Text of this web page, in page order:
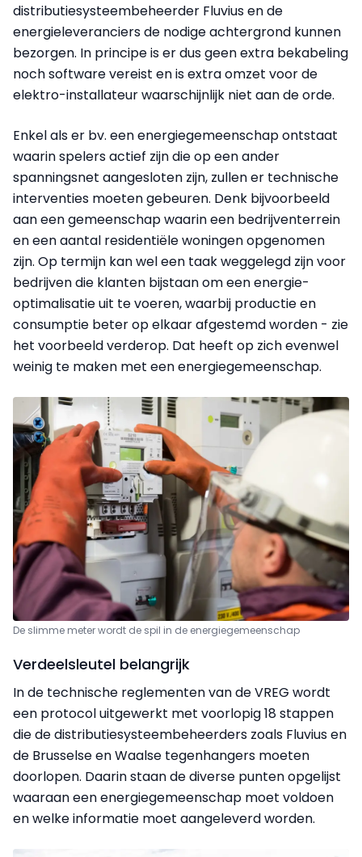
distributiesysteembeheerder Fluvius en de
energieleveranciers de nodige achtergrond kunnen
bezorgen. In principe is er dus geen extra bekabeling
noch software vereist en is extra omzet voor de
elektro-installateur waarschijnlijk niet aan de orde.
Enkel als er bv. een energiegemeenschap ontstaat
waarin spelers actief zijn die op een ander
spanningsnet aangesloten zijn, zullen er technische
interventies moeten gebeuren. Denk bijvoorbeeld
aan een gemeenschap waarin een bedrijventerrein
en een aantal residentiële woningen opgenomen
zijn. Op termijn kan wel een taak weggelegd zijn voor
bedrijven die klanten bijstaan om een energie-
optimalisatie uit te voeren, waarbij productie en
consumptie beter op elkaar afgestemd worden - zie
het voorbeeld verderop. Dat heeft op zich evenwel
weinig te maken met een energiegemeenschap.
De slimme meter wordt de spil in de energiegemeenschap
Verdeelsleutel belangrijk
In de technische reglementen van de VREG wordt
een protocol uitgewerkt met voorlopig 18 stappen
die de distributiesysteembeheerders zoals Fluvius en
de Brusselse en Waalse tegenhangers moeten
doorlopen. Daarin staan de diverse punten opgelijst
waaraan een energiegemeenschap moet voldoen
en welke informatie moet aangeleverd worden.